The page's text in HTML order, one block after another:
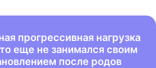
прогрессивная нагрузка
еще не занимался своим
после родов